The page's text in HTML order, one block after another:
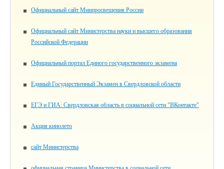
Официальный сайт Минпросвещения России
Официальный сайт Министерства науки и высшего образования
Российской Федерации
Официальный портал Единого государственного экзамена
Единый Государственный Экзамен в Свердловской области
ЕГЭ и ГИА: Свердловская область в социальной сети "ВКонтакте"
Акция кинолето
сайт Министерства